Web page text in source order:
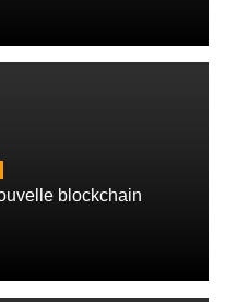
blockchain